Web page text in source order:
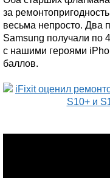
за
весьма непросто. Два
Samsung получали по
с нашими героями
баллов.